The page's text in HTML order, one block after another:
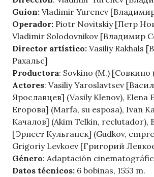
Guion: Vladimir Yurenev
Operador: Piotr Novitskiy [Петр
Vladimir Solodovnikov [Владимир
Director artístico: Vasiliy Rakhals
Рахальс]
Productora: Sovkino (M.) [Совкино
Actores: Vasiliy Yaroslavtsev
Ярославцев] (Vasily Klenov), Elena
Егорова] (Marfa, su esposa), Ivan
Качалов] (Akim Telkin, reclutador),
[Эрнест Кульганек] (Gudkov,
Grigoriy Levkoev [Григорий
Género: Adaptación
Datos técnicos: 6 bobinas, 1553 m.